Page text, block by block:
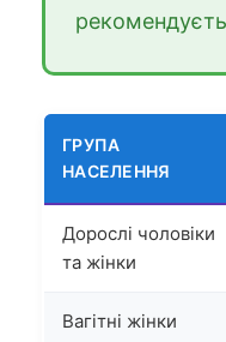
ГРУПА
НАСЕЛЕННЯ
Дорослі чоловіки
та жінки
Вагітні жінки